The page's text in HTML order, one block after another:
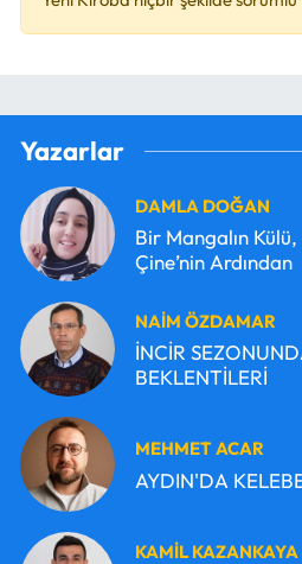
Yazarlar
DAMLA DOĞAN
Bir Mangalın
Çine’nin Ardından
NAİM ÖZDAMAR
İNCİR
BEKLENTİLERİ
MEHMET ACAR
AYDIN'DA
KAMİL KAZANKAYA